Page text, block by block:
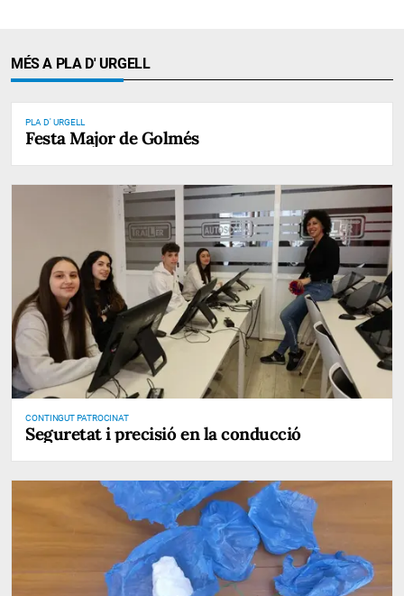
MÉS A PLA D' URGELL
PLA D' URGELL
Festa Major de Golmés
CONTINGUT PATROCINAT
Seguretat i precisió en la conducció